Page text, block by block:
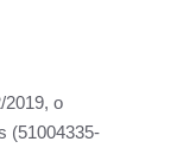
2019, o
(51004335-